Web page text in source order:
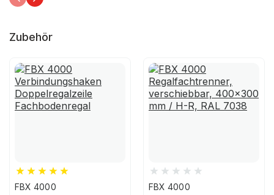
Zubehör
FBX 4000
FBX 4000